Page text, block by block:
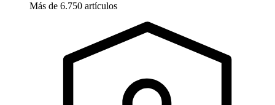
Más de 6.750 artículos